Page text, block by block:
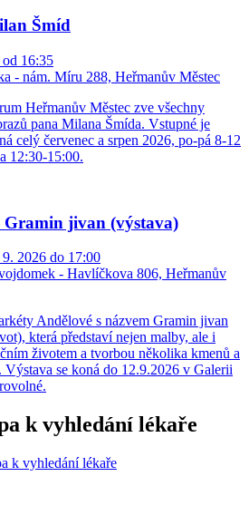
Šmíd
od 16:35
- nám. Míru 288, Heřmanův Městec
Heřmanův Městec zve všechny
pana Milana Šmída. Vstupné je
celý červenec a srpen 2026, po-pá 8-12
12:30-15:00.
jivan (výstava)
2026 do 17:00
- Havlíčkova 806, Heřmanův
Andělové s názvem Gramin jivan
která představí nejen malby, ale i
životem a tvorbou několika kmenů a
Výstava se koná do 12.9.2026 v Galerii
k vyhledání lékaře
k vyhledání lékaře